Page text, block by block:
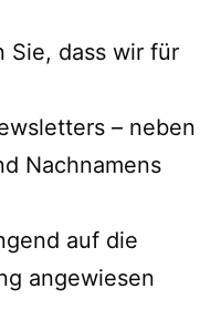
Sie, dass wir für
– neben
Nachnamens
auf die
angewiesen